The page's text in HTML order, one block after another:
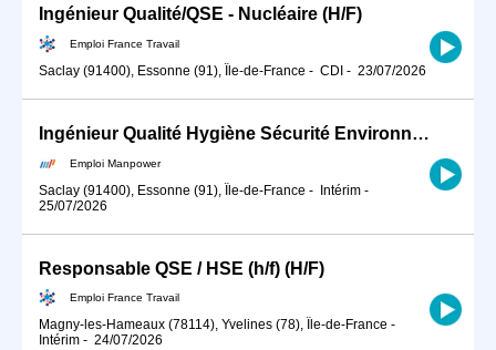
Ingénieur Qualité/QSE - Nucléaire (H/F)
Emploi France Travail
Saclay (91400), Essonne (91), Île-de-France - CDI - 23/07/2026
Ingénieur Qualité Hygiène Sécurité Environnement (QHSE) /prévention sécurité risques prof (H/F)
Emploi Manpower
Saclay (91400), Essonne (91), Île-de-France - Intérim -
25/07/2026
Responsable QSE / HSE (h/f) (H/F)
Emploi France Travail
Magny-les-Hameaux (78114), Yvelines (78), Île-de-France -
Intérim - 24/07/2026